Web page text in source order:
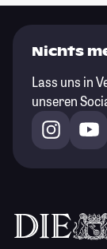
Nichts
Lass uns in
unseren